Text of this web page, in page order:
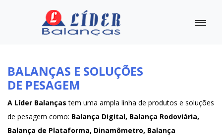
BALANÇAS E SOLUÇÕES
DE PESAGEM
A Líder Balanças tem uma ampla linha de produtos e soluções
de pesagem como: Balança Digital, Balança Rodoviária,
Balança de Plataforma, Dinamômetro, Balança